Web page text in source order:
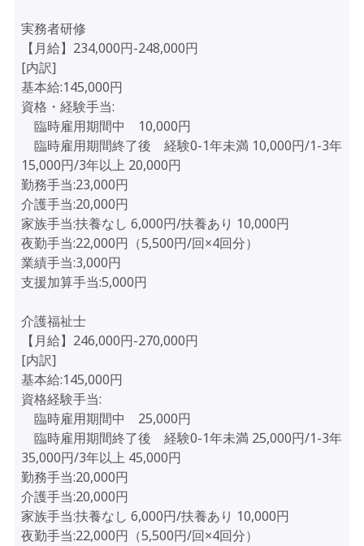
実務者研修
【月給】234,000円-248,000円
[内訳]
基本給:145,000円
資格・経験手当:
臨時雇用期間中 10,000円
臨時雇用期間終了後 経験0-1年未満 10,000円/1-3年
15,000円/3年以上 20,000円
勤務手当:23,000円
介護手当:20,000円
家族手当:扶養なし 6,000円/扶養あり 10,000円
夜勤手当:22,000円（5,500円/回×4回分）
業績手当:3,000円
支援加算手当:5,000円
介護福祉士
【月給】246,000円-270,000円
[内訳]
基本給:145,000円
資格経験手当:
臨時雇用期間中 25,000円
臨時雇用期間終了後 経験0-1年未満 25,000円/1-3年
35,000円/3年以上 45,000円
勤務手当:20,000円
介護手当:20,000円
家族手当:扶養なし 6,000円/扶養あり 10,000円
夜勤手当:22,000円（5,500円/回×4回分）